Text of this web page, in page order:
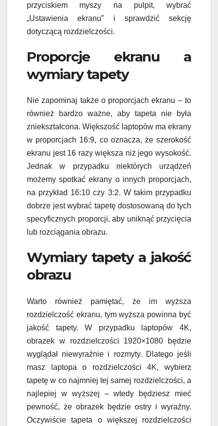
przyciskiem myszy na pulpit, wybrać
„Ustawienia ekranu” i sprawdzić sekcję
dotyczącą rozdzielczości.
Proporcje ekranu a
wymiary tapety
Nie zapominaj także o proporcjach ekranu – to
również bardzo ważne, aby tapeta nie była
zniekształcona. Większość laptopów ma ekrany
w proporcjach 16:9, co oznacza, że szerokość
ekranu jest 16 razy większa niż jego wysokość.
Jednak w przypadku niektórych urządzeń
możemy spotkać ekrany o innych proporcjach,
na przykład 16:10 czy 3:2. W takim przypadku
dobrze jest wybrać tapetę dostosowaną do tych
specyficznych proporcji, aby uniknąć przycięcia
lub rozciągania obrazu.
Wymiary tapety a jakość
obrazu
Warto również pamiętać, że im wyższa
rozdzielczość ekranu, tym wyższa powinna być
jakość tapety. W przypadku laptopów 4K,
obrazek w rozdzielczości 1920×1080 będzie
wyglądał niewyraźnie i rozmyty. Dlatego jeśli
masz laptopa o rozdzielczości 4K, wybierz
tapetę w co najmniej tej samej rozdzielczości, a
najlepiej w wyższej – wtedy będziesz mieć
pewność, że obrazek będzie ostry i wyraźny.
Oczywiście tapeta o większej rozdzielczości